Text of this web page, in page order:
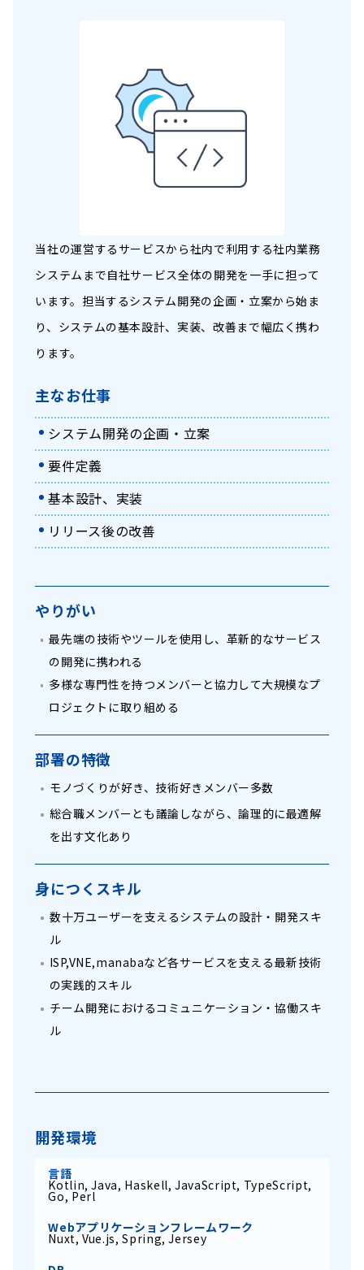
当社の運営するサービスから社内で利用する社内業務
システムまで自社サービス全体の開発を一手に担って
います。担当するシステム開発の企画・立案から始ま
り、システムの基本設計、実装、改善まで幅広く携わ
ります。
主なお仕事
システム開発の企画・立案
要件定義
基本設計、実装
リリース後の改善
やりがい
最先端の技術やツールを使用し、革新的なサービス
の開発に携われる
多様な専門性を持つメンバーと協力して大規模なプ
ロジェクトに取り組める
部署の特徴
モノづくりが好き、技術好きメンバー多数
総合職メンバーとも議論しながら、論理的に最適解
を出す文化あり
身につくスキル
数十万ユーザーを支えるシステムの設計・開発スキ
ル
ISP,VNE,manabaなど各サービスを支える最新技術
の実践的スキル
チーム開発におけるコミュニケーション・協働スキ
ル
開発環境
言語
Kotlin, Java, Haskell, JavaScript, TypeScript,
Go, Perl
Webアプリケーションフレームワーク
Nuxt, Vue.js, Spring, Jersey